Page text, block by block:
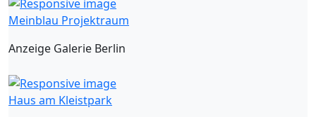
Meinblau Projektraum
Anzeige Galerie Berlin
Haus am Kleistpark